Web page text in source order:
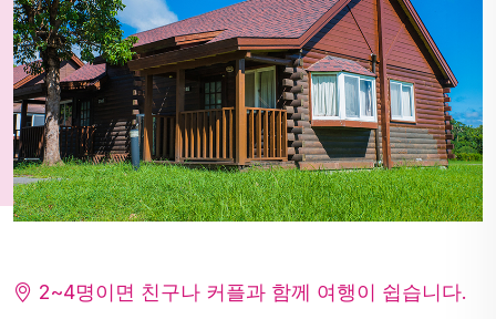
2~4명이면 친구나 커플과 함께 여행이 쉽습니다.